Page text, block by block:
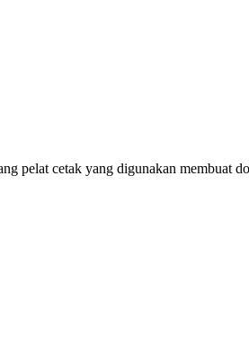
pelat cetak yang digunakan membuat